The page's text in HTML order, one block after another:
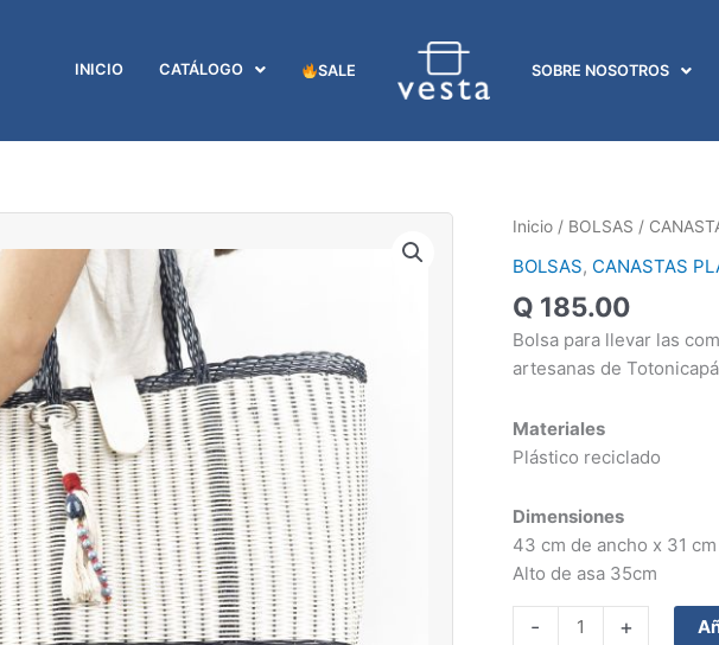
INICIO CATÁLOGO SALE SOBRE NOSOTROS
Inicio/ BOLSAS /
BOLSAS, CANASTAS
Q 185.00
Bolsa para llevar las
artesanas de
Materiales
Plástico reciclado
Dimensiones
43 cm de ancho x 31
Alto de asa 35cm
-
BOLSA
GRANDE
cantidad
+